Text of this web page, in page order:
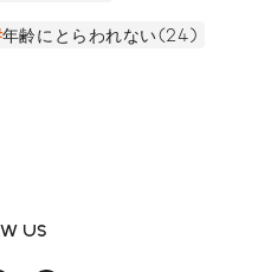
年齢にとらわれない(24)
US